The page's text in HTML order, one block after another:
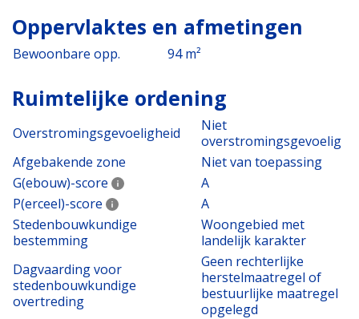
Oppervlaktes en afmetingen
Bewoonbare opp. 94 m²
Ruimtelijke ordening
Overstromingsgevoeligheid
Niet
overstromingsgevoelig
Afgebakende zone
Niet van toepassing
G(ebouw)-score
A
P(erceel)-score
A
Stedenbouwkundige
bestemming
Woongebied met
landelijk karakter
Dagvaarding voor
stedenbouwkundige
overtreding
Geen rechterlijke
herstelmaatregel of
bestuurlijke maatregel
opgelegd